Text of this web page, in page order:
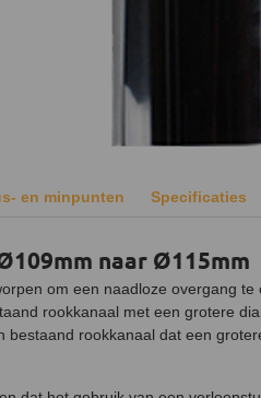
en minpunten Specificaties
naar Ø115mm
om een naadloze overgang
rookkanaal met een grotere
bestaand rookkanaal dat een